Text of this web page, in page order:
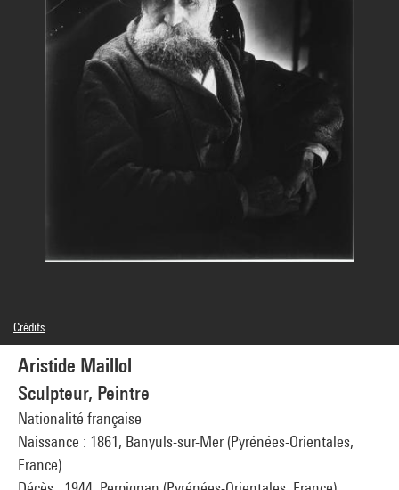
Aristide Maillol
Sculpteur, Peintre
Nationalité française
Naissance : 1861, Banyuls-sur-Mer (Pyrénées-Orientales,
France)
Crédits
© droits réservés
Crédit photographique : Centre Pompidou, MNAM-CCI/Georges Meguerditchian/Dist.
Réf. image : 4F70623 [2003 CX 0353]
Diffusion image :GrandPalaisRmnPhoto